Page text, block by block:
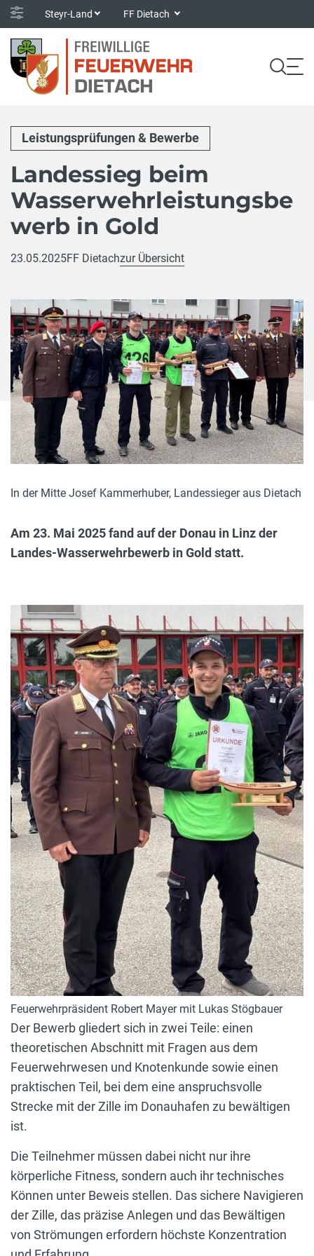
Steyr-Land FF Dietach
Leistungsprüfungen & Bewerbe
Landessieg beim
Wasserwehrleistungsbe
werb in Gold
23.05.2025FF Dietachzur Übersicht
In der Mitte Josef Kammerhuber, Landessieger aus Dietach
Am 23. Mai 2025 fand auf der Donau in Linz der
Landes-Wasserwehrbewerb in Gold statt.
Feuerwehrpräsident Robert Mayer mit Lukas Stögbauer
Der Bewerb gliedert sich in zwei Teile: einen
theoretischen Abschnitt mit Fragen aus dem
Feuerwehrwesen und Knotenkunde sowie einen
praktischen Teil, bei dem eine anspruchsvolle
Strecke mit der Zille im Donauhafen zu bewältigen
ist.
Die Teilnehmer müssen dabei nicht nur ihre
körperliche Fitness, sondern auch ihr technisches
Können unter Beweis stellen. Das sichere Navigieren
der Zille, das präzise Anlegen und das Bewältigen
von Strömungen erfordern höchste Konzentration